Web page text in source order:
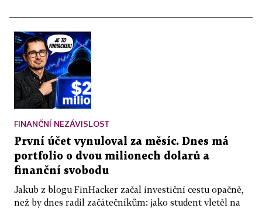
FINANČNÍ NEZÁVISLOST
První účet vynuloval za měsíc. Dnes má
portfolio o dvou milionech dolarů a
finanční svobodu
Jakub z blogu FinHacker začal investiční cestu opačně,
než by dnes radil začátečníkům: jako student vletěl na